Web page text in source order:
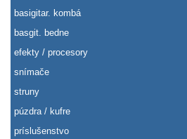
basigitar. kombá
basgit. bedne
efekty / procesory
snímače
struny
púzdra / kufre
príslušenstvo